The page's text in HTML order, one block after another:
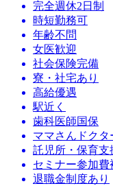
完全週休2日制
時短勤務可
年齢不問
女医歓迎
社会保険完備
寮・社宅あり
高給優遇
駅近く
歯科医師国保
ママさんドクタ
託児所・保育支
セミナー参加費
退職金制度あり